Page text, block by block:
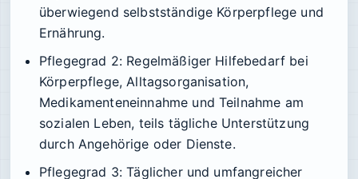
überwiegend selbstständige Körperpflege und
Ernährung.
Pflegegrad 2: Regelmäßiger Hilfebedarf bei
Körperpflege, Alltagsorganisation,
Medikamenteneinnahme und Teilnahme am
sozialen Leben, teils tägliche Unterstützung
durch Angehörige oder Dienste.
Pflegegrad 3: Täglicher und umfangreicher